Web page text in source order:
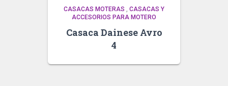
CASACAS MOTERAS , CASACAS Y
ACCESORIOS PARA MOTERO
Casaca Dainese Avro
4